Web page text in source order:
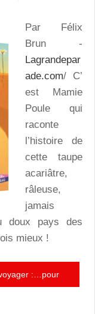
Par Félix
Brun -
Lagrandepar
ade.com/ C’
est Mamie
Poule qui
raconte
l’histoire de
cette taupe
acariâtre,
râleuse,
jamais
doux pays des
mieux !
:…pour